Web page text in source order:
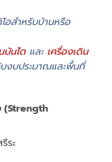
อสำหรับบ้านหรือ
บันไดและ เครื่องเดิน
งบประมาณและพื้นที่
(Strength
ระ